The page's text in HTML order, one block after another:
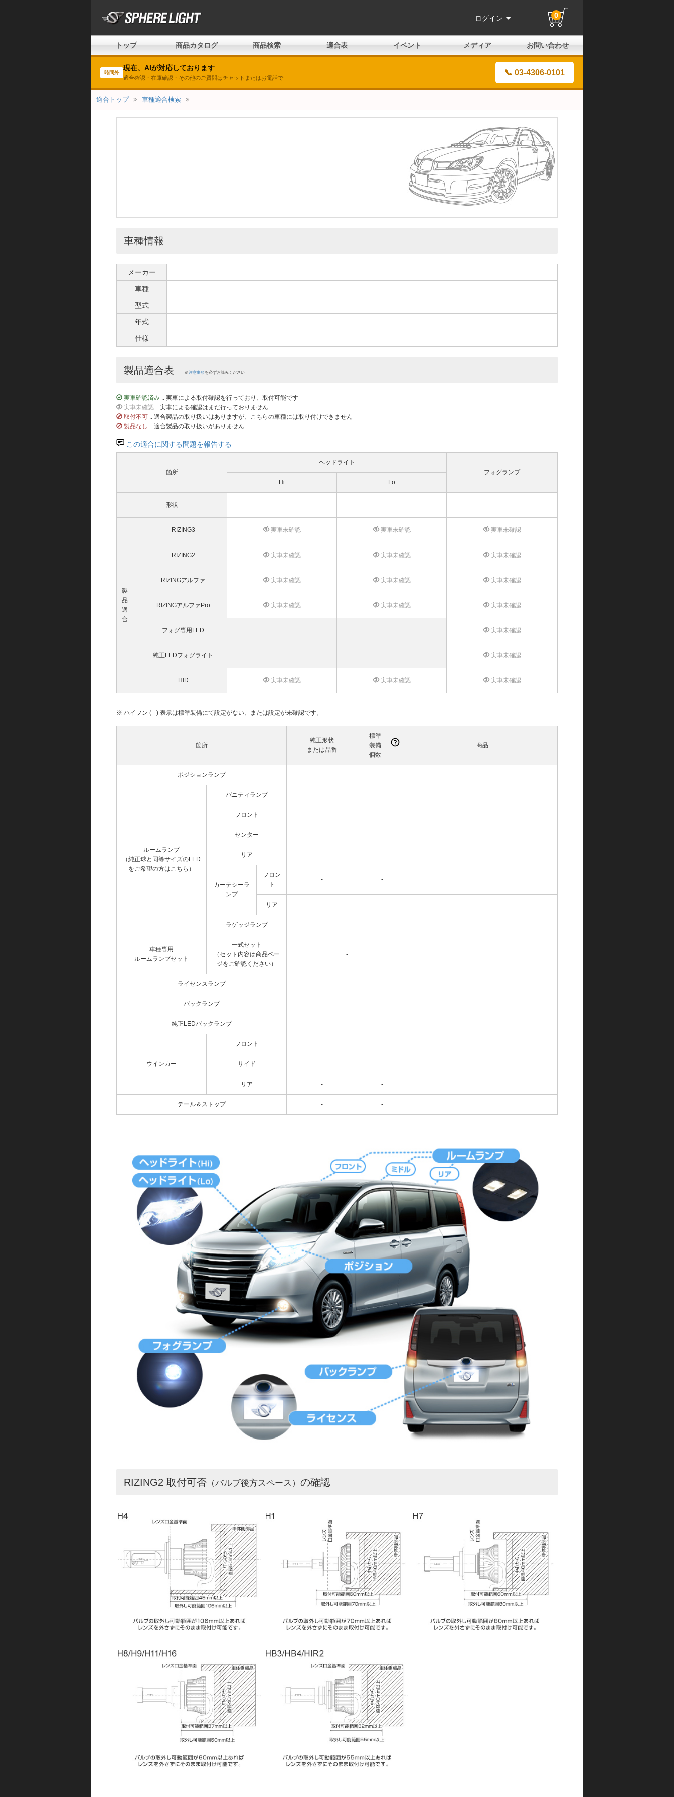
ログイン 0
トップ 商品カタログ 商品検索 適合表 イベント メディア お問い合わせ
時間外
現在、AIが対応しております
適合確認・在庫確認・その他のご質問はチャットまたはお電話で
📞 03-4306-0101
適合トップ 車種適合検索
車種情報
メーカー
車種
型式
年式
仕様
製品適合表 ※注意事項を必ずお読みください
実車確認済み .. 実車による取付確認を行っており、取付可能です
実車未確認 .. 実車による確認はまだ行っておりません
取付不可 .. 適合製品の取り扱いはありますが、こちらの車種には取り付けできません
製品なし .. 適合製品の取り扱いがありません
この適合に関する問題を報告する
箇所
ヘッドライト
フォグランプ
Hi
Lo
形状
製
品
適
合
RIZING3 実車未確認 実車未確認 実車未確認
RIZING2 実車未確認 実車未確認 実車未確認
RIZINGアルファ 実車未確認 実車未確認 実車未確認
RIZINGアルファPro 実車未確認 実車未確認 実車未確認
フォグ専用LED 実車未確認
純正LEDフォグライト 実車未確認
HID 実車未確認 実車未確認 実車未確認
※ ハイフン ( - ) 表示は標準装備にて設定がない、または設定が未確認です。
箇所
純正形状
または品番
標準
装備
個数
商品
ポジションランプ - -
ルームランプ
（純正球と同等サイズのLED
をご希望の方はこちら）
バニティランプ - -
フロント - -
センター - -
リア - -
カーテシーラ
ンプ
フロン
ト
- -
リア - -
ラゲッジランプ - -
車種専用
ルームランプセット
一式セット
（セット内容は商品ペー
ジをご確認ください）
-
ライセンスランプ - -
バックランプ - -
純正LEDバックランプ - -
ウインカー
フロント - -
サイド - -
リア - -
テール＆ストップ - -
RIZING2 取付可否 （バルブ後方スペース） の確認